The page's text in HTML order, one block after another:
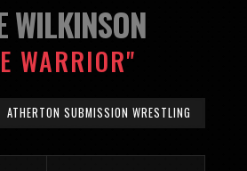
WILKINSON
WARRIOR"
ATHERTON SUBMISSION WRESTLING